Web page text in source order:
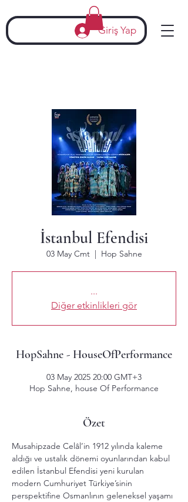
Giriş Yap
İstanbul Efendisi
03 May Cmt
  |
Hop Sahne
...
Diğer etkinlikleri gör
HopSahne - HouseOfPerformance
03 May 2025 20:00 GMT+3
Hop Sahne, house Of Performance
Özet
Musahipzade Celâl’in 1912 yılında kaleme
aldığı ve ustalık dönemi oyunlarından kabul
edilen İstanbul Efendisi yeni kurulan
modern Cumhuriyet Türkiye’sinin
perspektifine Osmanlının geleneksel yaşamı